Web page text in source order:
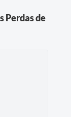
Perdas de